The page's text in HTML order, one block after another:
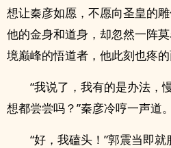
想让秦彦如愿，不愿向圣皇的
他的金身和道身，却忽然一阵
境巅峰的悟道者，他此刻也疼的
“我说了，我有的是办法，
想都尝尝吗？”秦彦冷哼一声道。
“好，我磕头！”郭震当即